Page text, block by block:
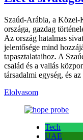
Szaúd-Arábia, a Közel-
országa, gazdag
Az ország hatalmas
jelentősége mind
tapasztalataihoz. A
család és a vallás
társadalmi egység, és
Elolvasom
Tech
UAE